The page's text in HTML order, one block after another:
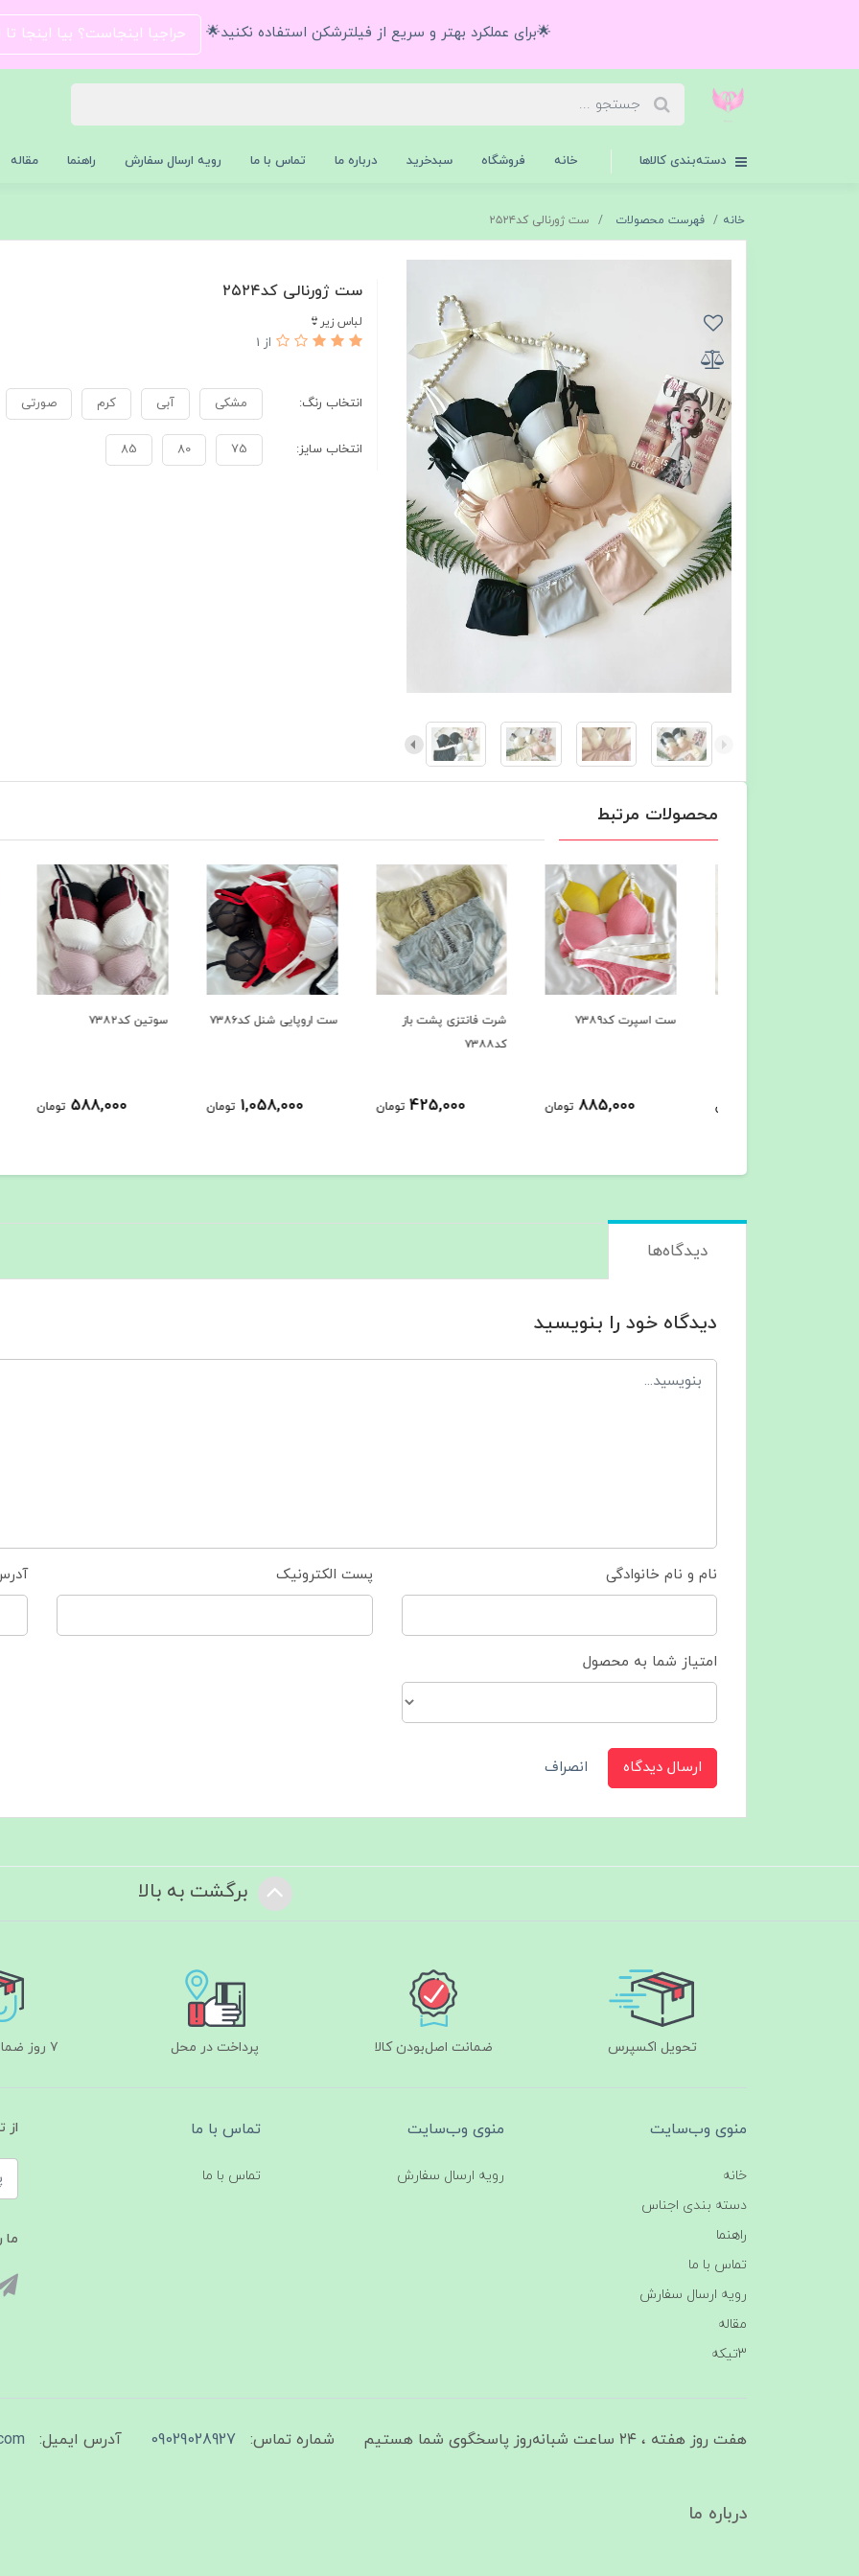
🌟برای عملکرد بهتر و سریع از فیلترشکن استفاده نکنید🌟 حراجیا اینجاست؟ بیا اینجا
دسته‌بندی کالاها خانه فروشگاه سبدخرید درباره ما تماس با ما رویه ارسال سفارش راهنما مقاله
خانه فهرست محصولات ست ژورنالی کد۲۵۲۴
ست ژورنالی کد۲۵۲۴
لباس زیر👙
از 1
انتخاب رنگ: مشکی آبی کرم صورتی
انتخاب سایز: 75
80
85
محصولات مرتبط
ست اسپرت کد۷۳۸۹
885,000 تومان
شرت فانتزی پشت باز
425,000 تومان
ست اروپایی شنل کد۷۳۸۶
1,058,000 تومان
سوتین کد۷۳۸۲
588,000 تومان
ست
دیدگاه‌ها
دیدگاه خود را بنویسید
نام و نام خانوادگی پست الکترونیک
امتیاز شما به محصول
ارسال دیدگاه انصراف
برگشت به بالا
تحویل اکسپرس ضمانت اصل‌بودن کالا پرداخت در محل ۷ روز ضمانت بازگشت
منوی وب‌سایت
خانه
دسته بندی اجناس
راهنما
تماس با ما
رویه ارسال سفارش
مقاله
3تیکه
منوی وب‌سایت
رویه ارسال سفارش
تماس با ما
تماس با ما
از
ما
هفت روز هفته ، ۲۴ ساعت شبانه‌روز پاسخگوی شما هستیم شماره تماس: 09029028927 آدرس ایمیل:
درباره ما